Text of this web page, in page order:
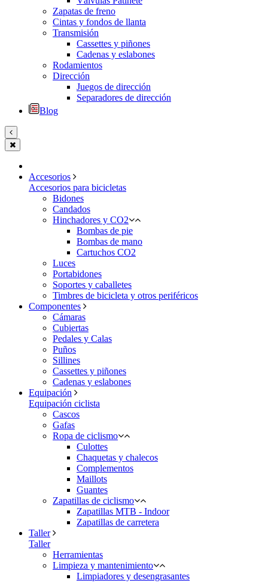
Zapatas de freno
Cintas y fondos de llanta
Transmisión
Cassettes y piñones
Cadenas y eslabones
Rodamientos
Dirección
Juegos de dirección
Separadores de dirección
Blog
Accesorios
Accesorios para bicicletas
Bidones
Candados
Hinchadores y CO2
Bombas de pie
Bombas de mano
Cartuchos CO2
Luces
Portabidones
Soportes y caballetes
Timbres de bicicleta y otros periféricos
Componentes
Cámaras
Cubiertas
Pedales y Calas
Puños
Sillines
Cassettes y piñones
Cadenas y eslabones
Equipación
Equipación ciclista
Cascos
Gafas
Ropa de ciclismo
Culottes
Chaquetas y chalecos
Complementos
Maillots
Guantes
Zapatillas de ciclismo
Zapatillas MTB - Indoor
Zapatillas de carretera
Taller
Taller
Herramientas
Limpieza y mantenimiento
Limpiadores y desengrasantes